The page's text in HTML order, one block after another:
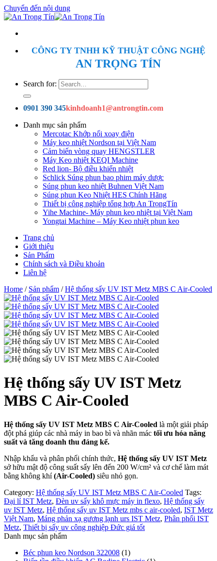
Chuyển đến nội dung
CÔNG TY TNHH KỸ THUẬT CÔNG NGHỆ
AN TRỌNG TÍN
Search for:
0901 390 345kinhdoanh1@antrongtin.com
Danh mục sản phẩm
Mercotac Khớp nối xoay điện
Máy keo nhiệt Nordson tại Việt Nam
Cảm biến vòng quay HENGSTLER
Máy Keo nhiệt KEQI Machine
Red lion- Bộ điều khiển nhiệt
Schlick Súng phun bao phim máy dược
Súng phun keo nhiệt Buhnen Việt Nam
Súng phun Keo Nhiệt HES Chính Hãng
Thiết bị công nghiệp tổng hợp An TrọngTín
Yihe Machine- Máy phun keo nhiệt tại Việt Nam
Yongtai Machine – Máy Keo nhiệt phun keo
Trang chủ
Giới thiệu
Sản Phẩm
Chính sách và Điều khoản
Liên hệ
Home / Sản phẩm / Hệ thống sấy UV IST Metz MBS C Air-Cooled
Hệ thống sấy UV IST Metz
MBS C Air-Cooled
Hệ thống sấy UV IST Metz MBS C Air-Cooled là một giải pháp
đột phá giúp các nhà máy in bao bì và nhãn mác tối ưu hóa năng
suất và tăng doanh thu đáng kể.
Nhập khẩu và phân phối chính thức, Hệ thống sấy UV IST Metz
sở hữu mật độ công suất sấy lên đến 200 W/cm² và cơ chế làm mát
bằng không khí(Air-Cooled) siêu nhỏ gọn.
Category: Hệ thống sấy UV IST Metz MBS C Air-Cooled Tags:
Đại lí IST Metz, Đèn uv sấy khô mực máy in flexo, Hệ thống sấy
uv IST Metz, Hệ thống sấy uv IST Metz mbs c air-cooled, IST Metz
Việt Nam, Máng phản xạ gương lạnh urs IST Metz, Phân phối IST
Metz, Thiết bị sấy uv công nghiệp Đức giá tốt
Danh mục sản phẩm
Béc phun keo Nordson 322008 (1)